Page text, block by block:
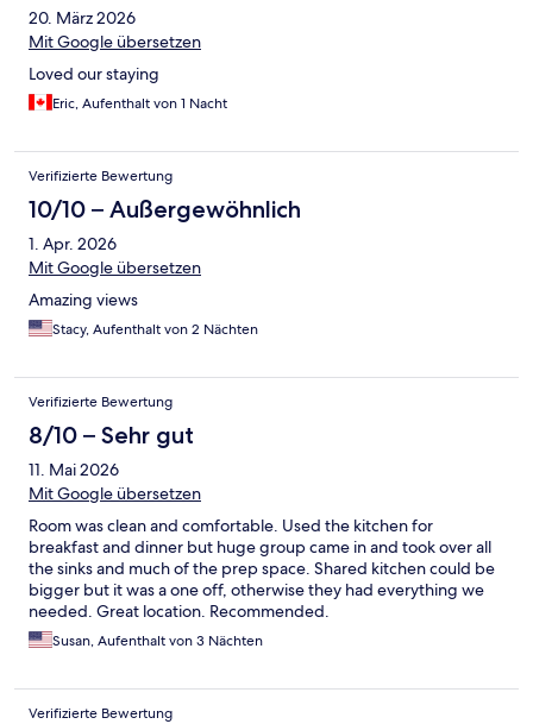
20. März 2026
Mit Google übersetzen
Loved our staying
Eric, Aufenthalt von 1 Nacht
Verifizierte Bewertung
10/10 – Außergewöhnlich
1. Apr. 2026
Mit Google übersetzen
Amazing views
Stacy, Aufenthalt von 2 Nächten
Verifizierte Bewertung
8/10 – Sehr gut
11. Mai 2026
Mit Google übersetzen
Room was clean and comfortable. Used the kitchen for
breakfast and dinner but huge group came in and took over all
the sinks and much of the prep space. Shared kitchen could be
bigger but it was a one off, otherwise they had everything we
needed. Great location. Recommended.
Susan, Aufenthalt von 3 Nächten
Verifizierte Bewertung